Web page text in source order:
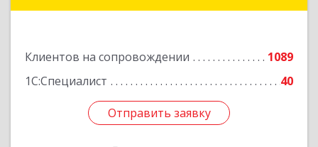
Клиентов на сопровождении
1089
1С:Специалист
40
Отправить заявку
Подробнее
Отправить заявку